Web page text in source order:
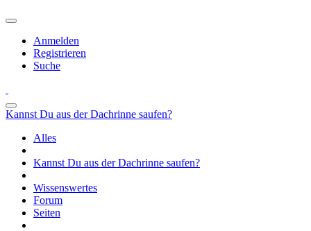
Anmelden
Registrieren
Suche
Kannst Du aus der Dachrinne saufen?
Alles
Kannst Du aus der Dachrinne saufen?
Wissenswertes
Forum
Seiten